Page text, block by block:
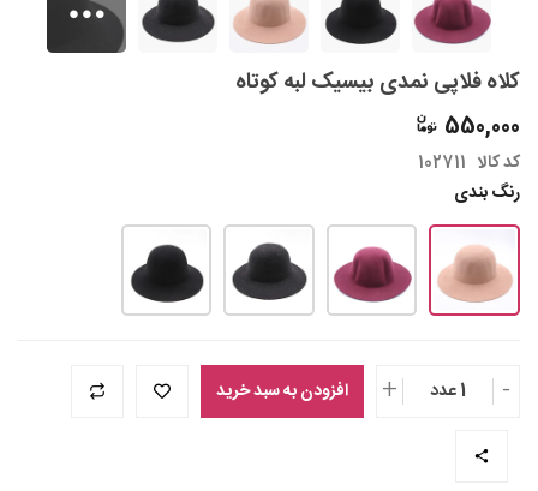
کلاه فلاپی نمدی بیسیک لبه کوتاه
550,000
کد کالا 102711
رنگ بندی
- 1 عدد + افزودن به سبد خرید